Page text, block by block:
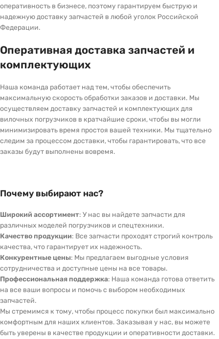
оперативность в бизнесе, поэтому гарантируем быструю и
надежную доставку запчастей в любой уголок Российской
Федерации.
Оперативная доставка запчастей и
комплектующих
Наша команда работает над тем, чтобы обеспечить
максимальную скорость обработки заказов и доставки. Мы
осуществляем доставку запчастей и комплектующих для
вилочных погрузчиков в кратчайшие сроки, чтобы вы могли
минимизировать время простоя вашей техники. Мы тщательно
следим за процессом доставки, чтобы гарантировать, что все
заказы будут выполнены вовремя.
Почему выбирают нас?
Широкий ассортимент: У нас вы найдете запчасти для
различных моделей погрузчиков и спецтехники.
Качество продукции: Все запчасти проходят строгий контроль
качества, что гарантирует их надежность.
Конкурентные цены: Мы предлагаем выгодные условия
сотрудничества и доступные цены на все товары.
Профессиональная поддержка: Наша команда готова ответить
на все ваши вопросы и помочь с выбором необходимых
запчастей.
Мы стремимся к тому, чтобы процесс покупки был максимально
комфортным для наших клиентов. Заказывая у нас, вы можете
быть уверены в качестве продукции и оперативности доставки.